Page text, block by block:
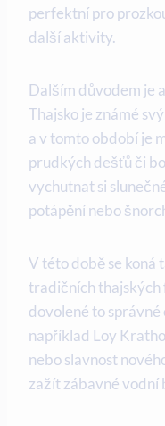
perfektní pro
další aktivity.
Dalším důvodem je
Thajsko je známé
a v tomto období je
prudkých dešťů či
vychutnat si
potápění nebo
V této době se koná
tradičních
dovolené to správné
například Loy
nebo slavnost
zažít zábavné vodní